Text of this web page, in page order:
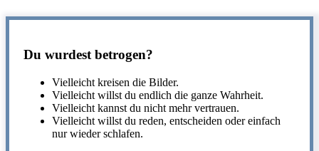
Du wurdest betrogen?
Vielleicht kreisen die Bilder.
Vielleicht willst du endlich die ganze Wahrheit.
Vielleicht kannst du nicht mehr vertrauen.
Vielleicht willst du reden, entscheiden oder einfach
nur wieder schlafen.